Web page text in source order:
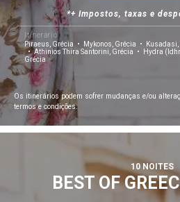
*+ Impostos, taxas e
Itinerário
Piraeus, Grécia
Mykonos, Grécia Kusadasi,
Athinios Thira Santorini, Grécia
Hydra
Grécia
Os itinerários podem sofrer mudanças e/ou
termos e condições.
10 NOITES
BEST OF